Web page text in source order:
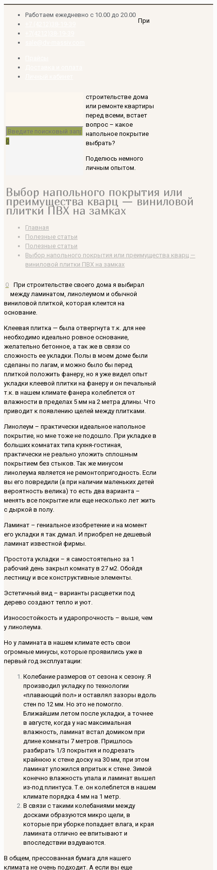
Работаем ежедневно с 10.00 до 20.00
0
Выбор напольного покрытия или
преимущества кварц — виниловой
плитки ПВХ на замках
Главная
Полезные статьи
Полезные статьи
Выбор напольного покрытия или преимущества кварц —
виниловой плитки ПВХ на замках
0
При
строительстве дома
или ремонте квартиры
перед всеми, встает
вопрос – какое
напольное покрытие
выбрать?
Поделюсь немного
личным опытом.
При строительстве своего дома я выбирал
между ламинатом, линолеумом и обычной
виниловой плиткой, которая клеится на
основание.
Клеевая плитка — была отвергнута т.к. для нее
необходимо идеально ровное основание,
желательно бетонное, а так же в связи со
сложность ее укладки. Полы в моем доме были
сделаны по лагам, и можно было бы перед
плиткой положить фанеру, но я уже видел опыт
укладки клеевой плитки на фанеру и он печальный
т.к. в нашем климате фанера колеблется от
влажности в пределах 5 мм на 2 метра длины. Что
приводит к появлению щелей между плитками.
Линолеум – практически идеальное напольное
покрытие, но мне тоже не подошло. При укладке в
больших комнатах типа кухня-гостиная,
практически не реально уложить сплошным
покрытием без стыков. Так же минусом
линолеума является не ремонтопригодность. Если
вы его повредили (а при наличии маленьких детей
вероятность велика) то есть два варианта –
менять все покрытие или еще несколько лет жить
с дыркой в полу.
Ламинат – гениальное изобретение и на момент
его укладки я так думал. И приобрел не дешевый
ламинат известной фирмы.
Простота укладки – я самостоятельно за 1
рабочий день закрыл комнату в 27 м2. Обойдя
лестницу и все конструктивные элементы.
Эстетичный вид – варианты расцветки под
дерево создают тепло и уют.
Износостойкость и ударопрочность – выше, чем
у линолеума.
Но у ламината в нашем климате есть свои
огромные минусы, которые проявились уже в
первый год эксплуатации:
Колебание размеров от сезона к сезону. Я
производил укладку по технологии
«плавающий пол» и оставлял зазоры вдоль
стен по 12 мм. Но это не помогло.
Ближайшим летом после укладки, а точнее
в августе, когда у нас максимальная
влажность, ламинат встал домиком при
длине комнаты 7 метров. Пришлось
разбирать 1/3 покрытия и подрезать
крайнюю к стене доску на 30 мм, при этом
ламинат уложился впритык к стене. Зимой
конечно влажность упала и ламинат вышел
из-под плинтуса. Т.е. он колеблется в нашем
климате порядка 4 мм на 1 метр.
В связи с такими колебаниями между
досками образуются микро щели, в
которые при уборке попадает влага, и края
ламината отлично ее впитывают и
впоследствии вздуваются.
В общем, прессованная бумага для нашего
климата не очень подходит. А если вы еще